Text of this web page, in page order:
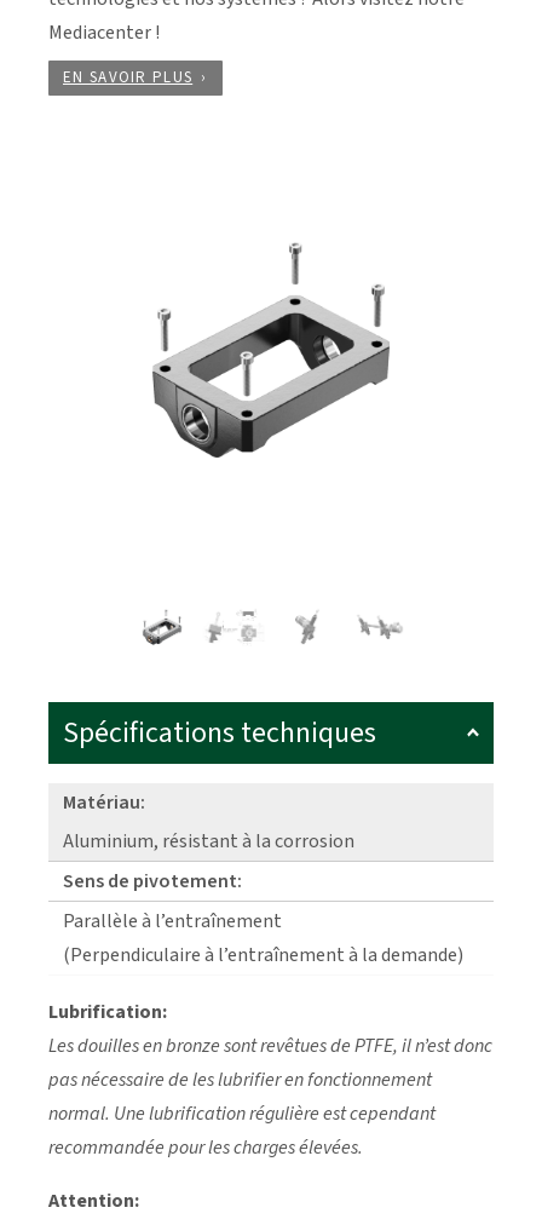
Mediacenter !
EN SAVOIR PLUS
Spécifications techniques
Matériau:
Aluminium, résistant à la corrosion
Sens de pivotement:
Parallèle à l’entraînement
(Perpendiculaire à l’entraînement à la demande)
Lubrification:
Les douilles en bronze sont revêtues de PTFE, il n’est donc
pas nécessaire de les lubrifier en fonctionnement
normal. Une lubrification régulière est cependant
recommandée pour les charges élevées.
Attention: